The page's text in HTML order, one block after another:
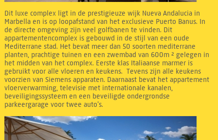
Dit luxe complex ligt in de prestigieuze wijk Nueva Andalucia in
Marbella en is op loopafstand van het exclusieve Puerto Banus. In
de directe omgeving zijn veel golfbanen te vinden. Dit
appartementencomplex is gebouwd in de stijl van een oude
Mediterrane stad. Het bevat meer dan 50 soorten mediterrane
planten, prachtige tuinen en een zwembad van 600m ² gelegen in
het midden van het complex. Eerste klas Italiaanse marmer is
gebruikt voor alle vloeren en keukens. Tevens zijn alle keukens
voorzien van Siemens apparaten. Daarnaast bevat het appartement
vloerverwarming, televisie met internationale kanalen,
beveiligingssysteem en een beveiligde ondergrondse
parkeergarage voor twee auto’s.